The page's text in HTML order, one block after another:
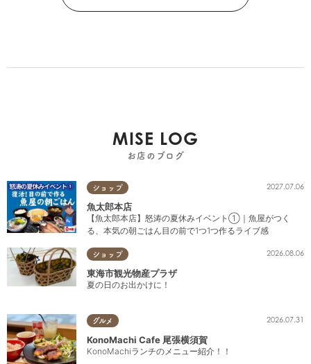
MISE LOG
お店のブログ
ショップ 2027.07.06
魚太郎本店
【魚太郎本店】怒涛の夏休みイベント①｜魚屋がつく
る、本気の朝ごはん目の前で1つ1つ作るライブ感
ショップ 2026.08.06
東海市観光物産プラザ
夏の日のお出かけに！
グルメ 2026.07.31
KonoMachi Cafe 尾張横須賀
KonoMachiランチのメニュー紹介！！